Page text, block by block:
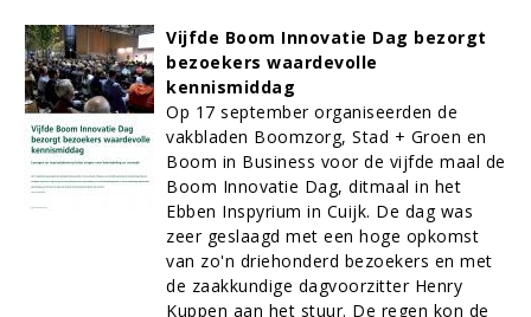
Vijfde Boom Innovatie Dag bezorgt
bezoekers waardevolle
kennismiddag
Op 17 september organiseerden de
vakbladen Boomzorg, Stad + Groen en
Boom in Business voor de vijfde maal de
Boom Innovatie Dag, ditmaal in het
Ebben Inspyrium in Cuijk. De dag was
zeer geslaagd met een hoge opkomst
van zo'n driehonderd bezoekers en met
de zaakkundige dagvoorzitter Henry
Kuppen aan het stuur. De regen kon de